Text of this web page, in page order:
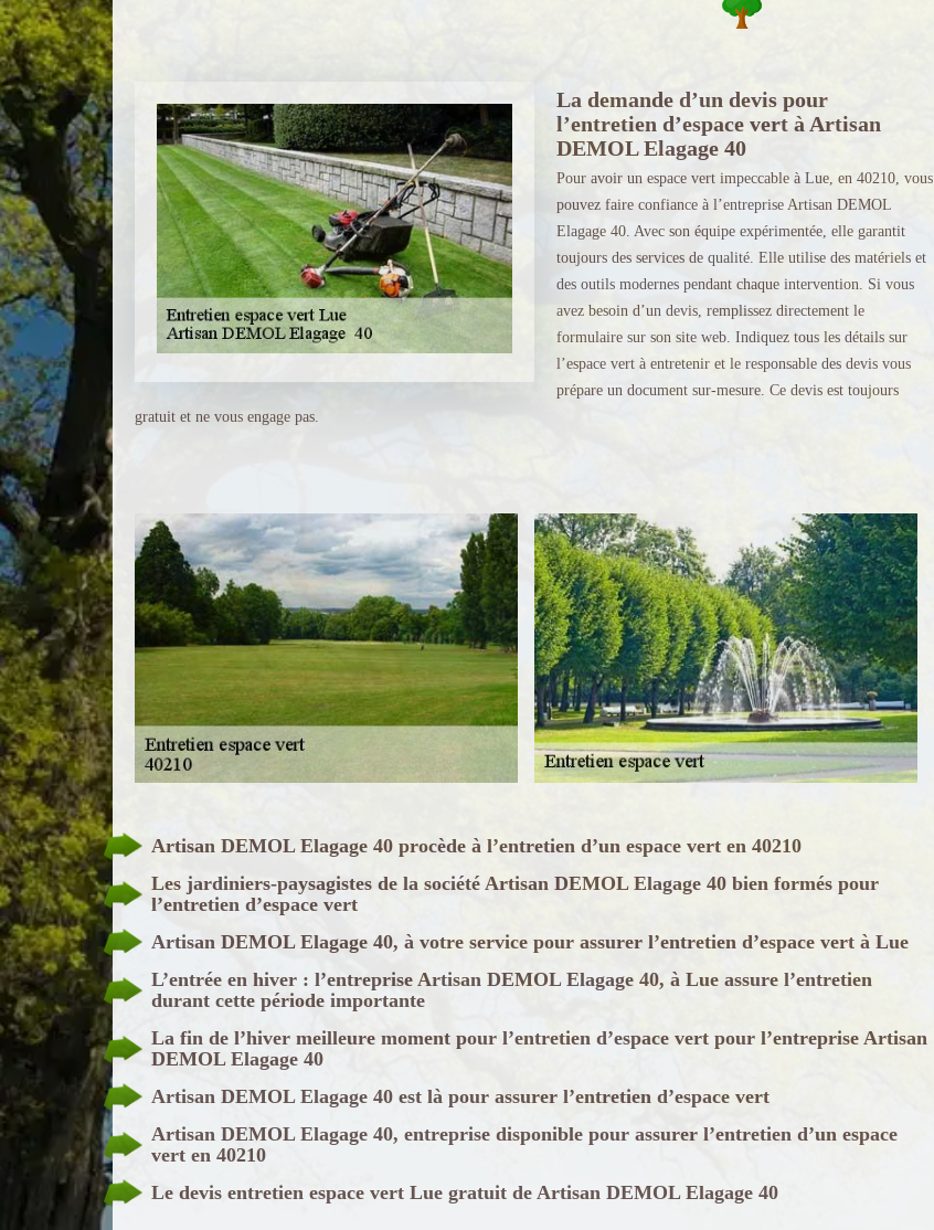
La demande d’un devis pour
l’entretien d’espace vert à Artisan
DEMOL Elagage 40
Pour avoir un espace vert impeccable à Lue, en 40210, vous
pouvez faire confiance à l’entreprise Artisan DEMOL
Elagage 40. Avec son équipe expérimentée, elle garantit
toujours des services de qualité. Elle utilise des matériels et
des outils modernes pendant chaque intervention. Si vous
avez besoin d’un devis, remplissez directement le
formulaire sur son site web. Indiquez tous les détails sur
l’espace vert à entretenir et le responsable des devis vous
prépare un document sur-mesure. Ce devis est toujours
gratuit et ne vous engage pas.
Artisan DEMOL Elagage 40 procède à l’entretien d’un espace vert en 40210
Les jardiniers-paysagistes de la société Artisan DEMOL Elagage 40 bien formés pour
l’entretien d’espace vert
Artisan DEMOL Elagage 40, à votre service pour assurer l’entretien d’espace vert à Lue
L’entrée en hiver : l’entreprise Artisan DEMOL Elagage 40, à Lue assure l’entretien
durant cette période importante
La fin de l’hiver meilleure moment pour l’entretien d’espace vert pour l’entreprise Artisan
DEMOL Elagage 40
Artisan DEMOL Elagage 40 est là pour assurer l’entretien d’espace vert
Artisan DEMOL Elagage 40, entreprise disponible pour assurer l’entretien d’un espace
vert en 40210
Le devis entretien espace vert Lue gratuit de Artisan DEMOL Elagage 40